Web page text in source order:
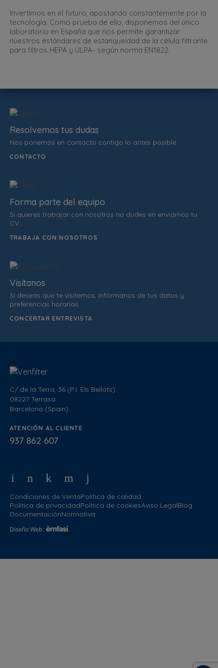
Invertimos en el futuro, apostando constantemente por la
tecnología. Como prueba de ello, disponemos del único
laboratorio en España que nos permite garantizar
nuestros estándares de estanqueidad de la célula filtrante
para filtros HEPA y ULPA- según norma EN1822.
C/ de la Terra, 36 (P.I. Els Bellots)
08227 Terrasa
Barcelona (Spain)
ATENCIÓN AL CLIENTE
937 862 607
Condiciones de VentaPolítica de calidad
Política de privacidadPolítica de cookiesAviso LegalBlog
DocumentaciónNormativa
Diseño Web :
Resolvemos tus dudas
Nos ponemos en contacto contigo lo antes posible.
CONTACTO
Forma parte del equipo
Si quieres trabajar con nosotros no dudes en enviarnos tu
CV.
TRABAJA CON NOSOTROS
Visítanos
Si deseas que te visitemos, infórmanos de tus datos y
preferencias horarias.
CONCERTAR ENTREVISTA